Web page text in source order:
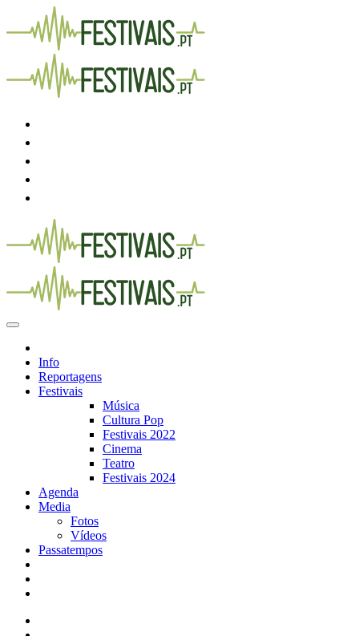
Info
Reportagens
Festivais
Música
Cultura Pop
Festivais 2022
Cinema
Teatro
Festivais 2024
Agenda
Media
Fotos
Vídeos
Passatempos